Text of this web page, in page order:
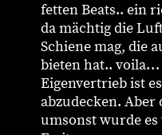
fetten Beats.. ein
da mächtig die
Schiene mag, die
bieten hat.. voila…
Eigenvertrieb ist
abzudecken.
umsonst wurde es